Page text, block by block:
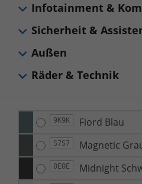
9K9K Fiord Blau
S7S7 Magnetic
0E0E Midnight
Infotainment &
Sicherheit &
Außen
Räder & Technik